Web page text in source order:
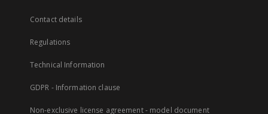
Contact details
Regulations
Technical Information
GDPR - Information clause
Non-exclusive license agreement - model document